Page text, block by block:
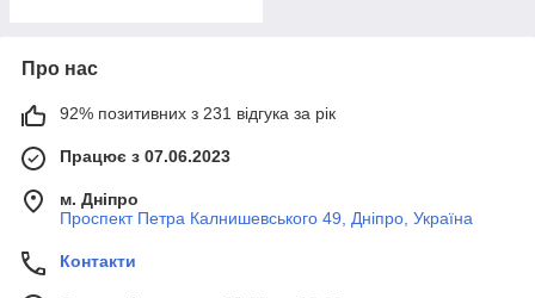
Про нас
92% позитивних з 231 відгука за рік
Працює з 07.06.2023
м. Дніпро
Проспект Петра Калнишевського 49, Дніпро, Україна
Контакти